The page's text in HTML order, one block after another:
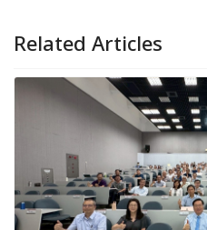
Related Articles